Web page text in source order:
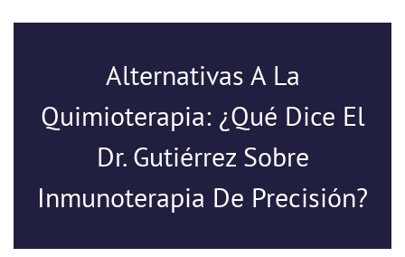
Alternativas A La
Quimioterapia: ¿Qué Dice El
Dr. Gutiérrez Sobre
Inmunoterapia De Precisión?